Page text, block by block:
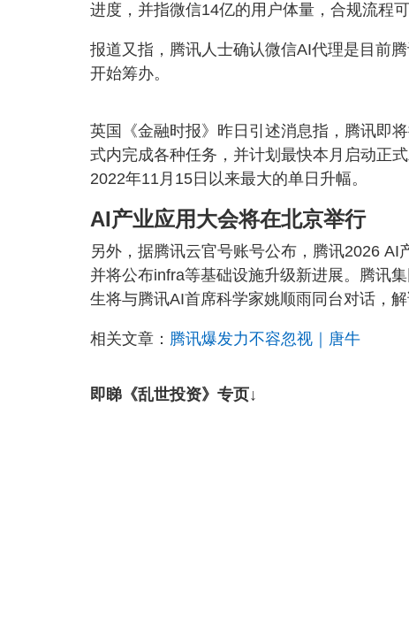
进度，并指微信14亿的用户体量，合规流程
报道又指，腾讯人士确认微信AI代理是目前
开始筹办。
英国《金融时报》昨日引述消息指，腾讯即
式内完成各种任务，并计划最快本月启动正
2022年11月15日以来最大的单日升幅。
AI产业应用大会将在北京举行
另外，据腾讯云官号账号公布，腾讯2026 AI
并将公布infra等基础设施升级新进展。腾讯
生将与腾讯AI首席科学家姚顺雨同台对话，
相关文章： 腾讯爆发力不容忽视｜唐牛
即睇《乱世投资》专页↓